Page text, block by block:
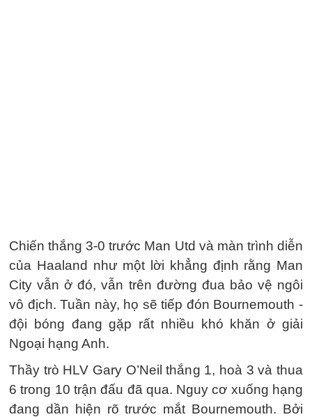
Chiến thắng 3-0 trước Man Utd và màn trình diễn
của Haaland như một lời khẳng định rằng Man
City vẫn ở đó, vẫn trên đường đua bảo vệ ngôi
vô địch. Tuần này, họ sẽ tiếp đón Bournemouth -
đội bóng đang gặp rất nhiều khó khăn ở giải
Ngoại hạng Anh.
Thầy trò HLV Gary O’Neil thắng 1, hoà 3 và thua
6 trong 10 trận đấu đã qua. Nguy cơ xuống hạng
đang dần hiện rõ trước mắt Bournemouth. Bởi